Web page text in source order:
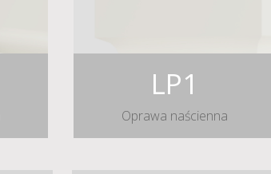
LP1
Oprawa naścienna